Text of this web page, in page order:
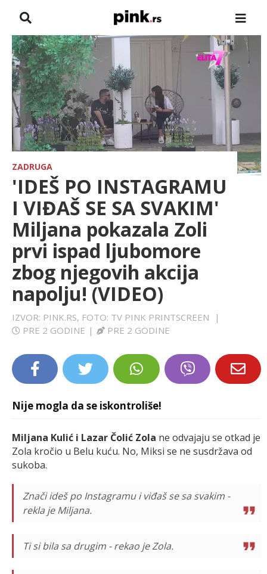
NASLOVNA
VESTI
ZADRUGA
SHOWBIZ
HRONIKA
FARMERI
TV
SPORT
LIFESTYLE
ZADRUGA
'IDEŠ PO INSTAGRAMU
I VIĐAŠ SE SA SVAKIM'
Miljana pokazala Zoli
prvi ispad ljubomore
zbog njegovih akcija
napolju! (VIDEO)
IZVOR: PINK.RS, FOTO: TV PINK PRINTSCREEN
|
PRE 2 GODINE | PRE 2 GODINE
Nije mogla da se iskontroliše!
Miljana Kulić i Lazar Čolić Zola ne odvajaju se otkad je
Zola kročio u Belu kuću. No, Miksi se ne susdržava od
sukoba.
Znači ideš po Instagramu i viđaš se sa svakim -
rekla je Miljana.
Ti si bila sa drugim - rekao je Zola.